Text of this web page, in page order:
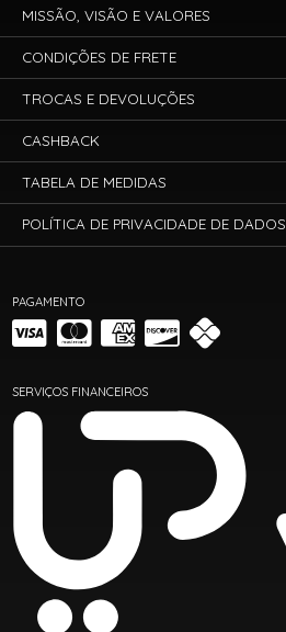
PAGAMENTO
SERVIÇOS FINANCEIROS
MISSÃO, VISÃO E VALORES
CONDIÇÕES DE FRETE
TROCAS E DEVOLUÇÕES
CASHBACK
TABELA DE MEDIDAS
POLÍTICA DE PRIVACIDADE DE DADOS